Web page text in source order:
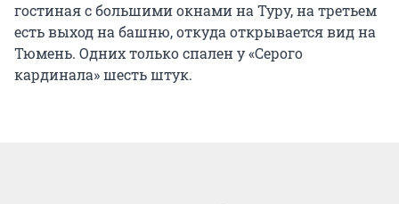
гостиная с большими окнами на Туру, на третьем
есть выход на башню, откуда открывается вид на
Тюмень. Одних только спален у «Серого
кардинала» шесть штук.